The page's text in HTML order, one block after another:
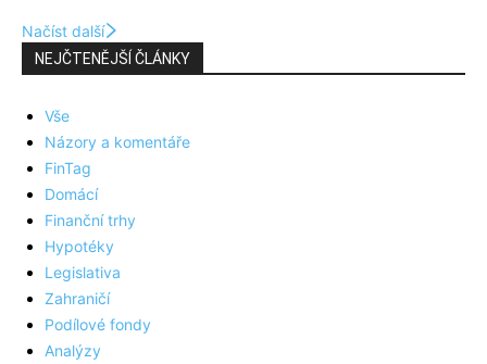
Načíst další
NEJČTENĚJŠÍ ČLÁNKY
Vše
Názory a komentáře
FinTag
Domácí
Finanční trhy
Hypotéky
Legislativa
Zahraničí
Podílové fondy
Analýzy